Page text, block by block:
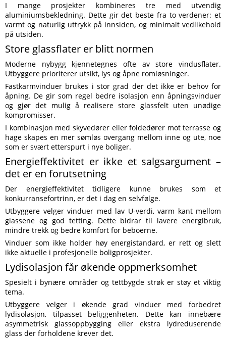
I mange prosjekter kombineres tre med utvendig
aluminiumsbekledning. Dette gir det beste fra to verdener: et
varmt og naturlig uttrykk på innsiden, og minimalt vedlikehold
på utsiden.
Store glassflater er blitt normen
Moderne nybygg kjennetegnes ofte av store vindusflater.
Utbyggere prioriterer utsikt, lys og åpne romløsninger.
Fastkarmvinduer brukes i stor grad der det ikke er behov for
åpning. De gir som regel bedre isolasjon enn åpningsvinduer
og gjør det mulig å realisere store glassfelt uten unødige
kompromisser.
I kombinasjon med skyvedører eller foldedører mot terrasse og
hage skapes en mer sømløs overgang mellom inne og ute, noe
som er svært etterspurt i nye boliger.
Energieffektivitet er ikke et salgsargument –
det er en forutsetning
Der energieffektivitet tidligere kunne brukes som et
konkurransefortrinn, er det i dag en selvfølge.
Utbyggere velger vinduer med lav U-verdi, varm kant mellom
glassene og god tetting. Dette bidrar til lavere energibruk,
mindre trekk og bedre komfort for beboerne.
Vinduer som ikke holder høy energistandard, er rett og slett
ikke aktuelle i profesjonelle boligprosjekter.
Lydisolasjon får økende oppmerksomhet
Spesielt i bynære områder og tettbygde strøk er støy et viktig
tema.
Utbyggere velger i økende grad vinduer med forbedret
lydisolasjon, tilpasset beliggenheten. Dette kan innebære
asymmetrisk glassoppbygging eller ekstra lydreduserende
glass der forholdene krever det.